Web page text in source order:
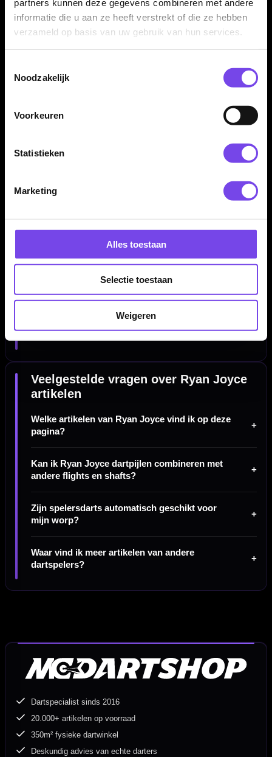
partners kunnen deze gegevens combineren met andere
informatie die u aan ze heeft verstrekt of die ze hebben
verzameld op basis van uw gebruik van hun services.
Noodzakelijk
Voorkeuren
Statistieken
Marketing
Alles toestaan
Selectie toestaan
Weigeren
vergelijk je niet alleen op naam, maar ook op merk, uitstraling
en speelgevoel.
dartspelers vergelijken
kun je binnen de spelerscategorie eenvoudig verder kijken naar
andere bekende namen. Dat maakt het makkelijker om te
vergroot je de kans dat je een set vindt die echt goed aansluit
finetunen
Of je nu specifiek zoekt naar Ryan Joyce artikelen of gewoon
een andere set-up wilt proberen: vergelijken blijft de beste stap.
Let op hoe een barrel in de vingers ligt, hoe het gewicht
verdeeld is en hoe de pijl reageert tijdens het gooien. Combineer
dart accessoires
mogelijkheden.
Veelgestelde vragen over Ryan Joyce
artikelen
Welke artikelen van Ryan Joyce vind ik op deze
pagina?
Kan ik Ryan Joyce dartpijlen combineren met
andere flights en shafts?
Zijn spelersdarts automatisch geschikt voor
mijn worp?
Waar vind ik meer artikelen van andere
dartspelers?
Dartspecialist sinds 2016
20.000+ artikelen op voorraad
350m² fysieke dartwinkel
Deskundig advies van echte darters